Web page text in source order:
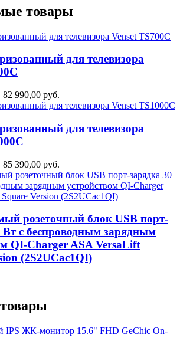
товары
для телевизора
82 990,00 руб.
для телевизора
85 390,00 руб.
розеточный блок USB порт-
Вт c беспроводным зарядным
QI-Charger ASA VersaLift
(2S2UCaс1QI)